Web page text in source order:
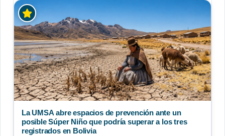
La UMSA abre espacios de prevención ante un
posible Súper Niño que podría superar a los tres
registrados en Bolivia